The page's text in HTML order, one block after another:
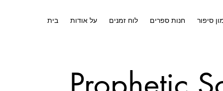
בית על אודות לוח זמנים חנות ספרים סיפור